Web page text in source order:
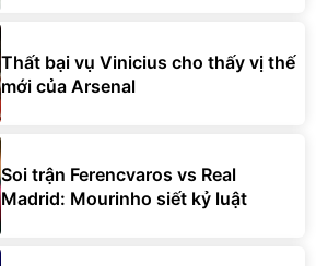
Thất bại vụ Vinicius cho thấy vị thế
mới của Arsenal
Soi trận Ferencvaros vs Real
Madrid: Mourinho siết kỷ luật